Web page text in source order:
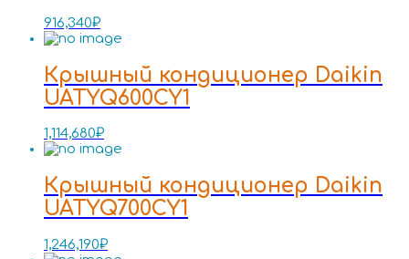
916,340₽
Крышный кондиционер Daikin
UATYQ600CY1
1,114,680₽
Крышный кондиционер Daikin
UATYQ700CY1
1,246,190₽